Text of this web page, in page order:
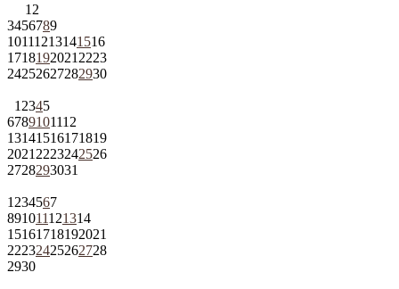
1 2
3456789
10111213141516
1718192021 2223
24252627282930
1 2345
6789101112
13141516171819
2021 2223242526
2728293031
1 234567
891011121314
15161718192021
22232425262728
2930